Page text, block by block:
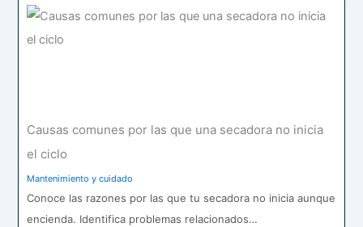
Causas comunes por las que una secadora no inicia
el ciclo
Mantenimiento y cuidado
Conoce las razones por las que tu secadora no inicia aunque
encienda. Identifica problemas relacionados…